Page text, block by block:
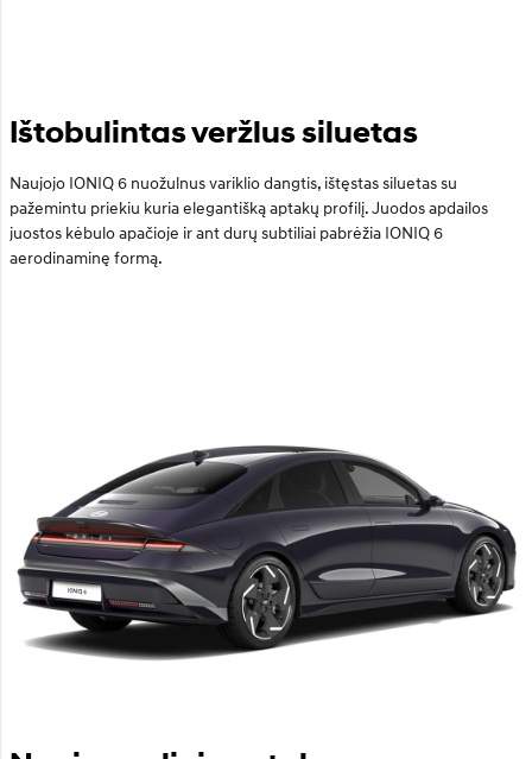
Ištobulintas veržlus siluetas
Naujojo IONIQ 6 nuožulnus variklio dangtis, ištęstas siluetas su
pažemintu priekiu kuria elegantišką aptakų profilį. Juodos apdailos
juostos kėbulo apačioje ir ant durų subtiliai pabrėžia IONIQ 6
aerodinaminę formą.